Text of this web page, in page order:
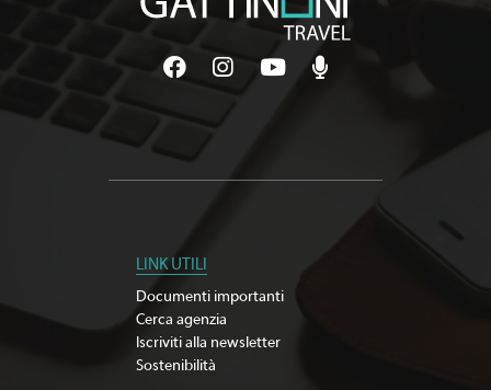
LINK UTILI
Documenti importanti
Cerca agenzia
Iscriviti alla newsletter
Sostenibilità